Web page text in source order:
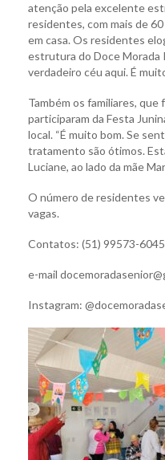
atenção pela excelente
residentes, com mais de
em casa. Os residentes
estrutura do Doce Morada
verdadeiro céu aqui. É
Também os familiares,
participaram da Festa
local. “É muito bom. Se
tratamento são ótimos.
Luciane, ao lado da mãe
O número de residentes
vagas.
Contatos: (51) 99573-
e-mail
Instagram: